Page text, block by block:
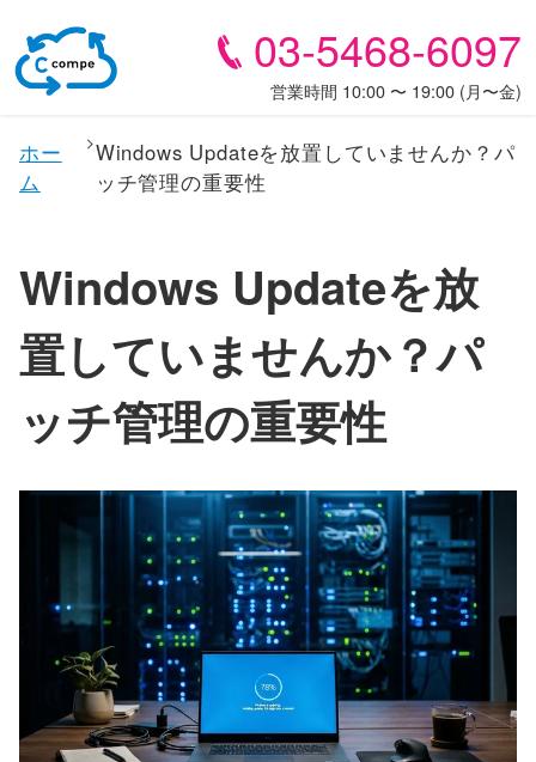
03-5468-6097
営業時間 10:00 〜 19:00 (月〜金)
ホー
ム
Windows Updateを放置していませんか？パ
ッチ管理の重要性
Windows Updateを放
置していませんか？パ
ッチ管理の重要性